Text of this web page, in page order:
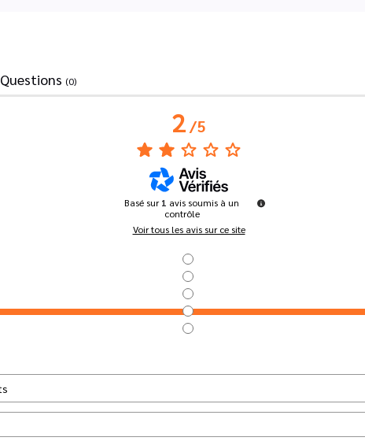
Questions (0)
2/5
Basé sur1 avis soumis à un
contrôle
Voir tous les avis sur ce site